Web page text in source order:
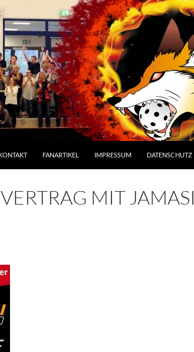
FANARTIKEL IMPRESSUM DATENSCHUTZ
MIT JAMASI